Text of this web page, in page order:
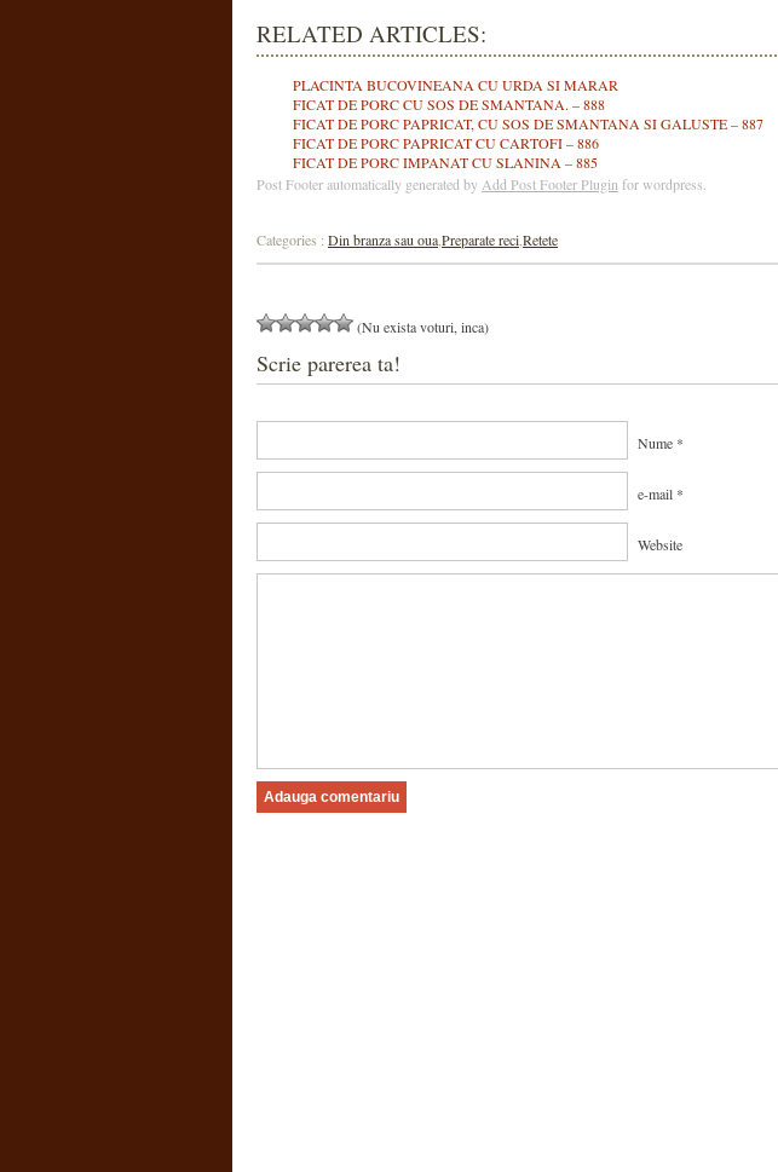
RELATED ARTICLES:
PLACINTA BUCOVINEANA CU URDA SI MARAR
FICAT DE PORC CU SOS DE SMANTANA. – 888
FICAT DE PORC PAPRICAT, CU SOS DE SMANTANA SI GALUSTE – 887
FICAT DE PORC PAPRICAT CU CARTOFI – 886
FICAT DE PORC IMPANAT CU SLANINA – 885
Post Footer automatically generated by Add Post Footer Plugin for wordpress.
Categories : Din branza sau ouaPreparate reciRetete
(Nu exista voturi, inca)
Scrie parerea ta!
Nume *
e-mail *
Website